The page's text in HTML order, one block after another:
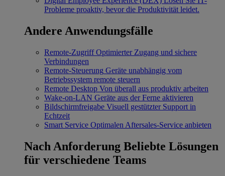
Probleme proaktiv, bevor die Produktivität leidet.
Andere Anwendungsfälle
Remote-Zugriff Optimierter Zugang und sichere
Verbindungen
Remote-Steuerung Geräte unabhängig vom
Betriebssystem remote steuern
Remote Desktop Von überall aus produktiv arbeiten
Wake-on-LAN Geräte aus der Ferne aktivieren
Bildschirmfreigabe Visuell gestützter Support in
Echtzeit
Smart Service Optimalen Aftersales-Service anbieten
Nach Anforderung Beliebte Lösungen
für verschiedene Teams